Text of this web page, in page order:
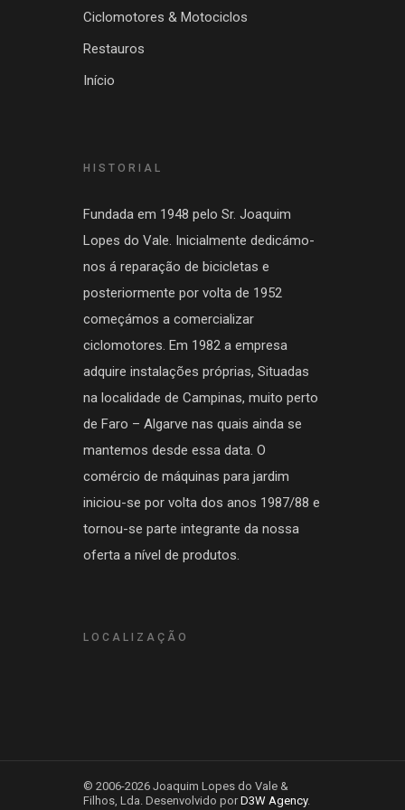
Ciclomotores & Motociclos
Restauros
Início
HISTORIAL
Fundada em 1948 pelo Sr. Joaquim
Lopes do Vale. Inicialmente dedicámo-
nos á reparação de bicicletas e
posteriormente por volta de 1952
começámos a comercializar
ciclomotores. Em 1982 a empresa
adquire instalações próprias, Situadas
na localidade de Campinas, muito perto
de Faro – Algarve nas quais ainda se
mantemos desde essa data. O
comércio de máquinas para jardim
iniciou-se por volta dos anos 1987/88 e
tornou-se parte integrante da nossa
oferta a nível de produtos.
LOCALIZAÇÃO
© 2006-2026 Joaquim Lopes do Vale &
Filhos, Lda. Desenvolvido porD3W Agency.